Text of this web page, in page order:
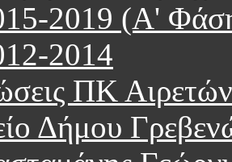
2019 (Α'
2014
ΠΚ Αιρετών
Δήμου